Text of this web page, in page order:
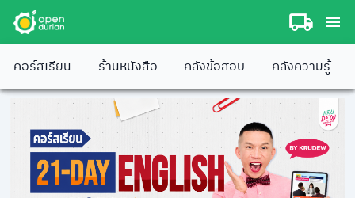
คอร์สเรียน ร้านหนังสือ คลังข้อสอบ คลังความรู้